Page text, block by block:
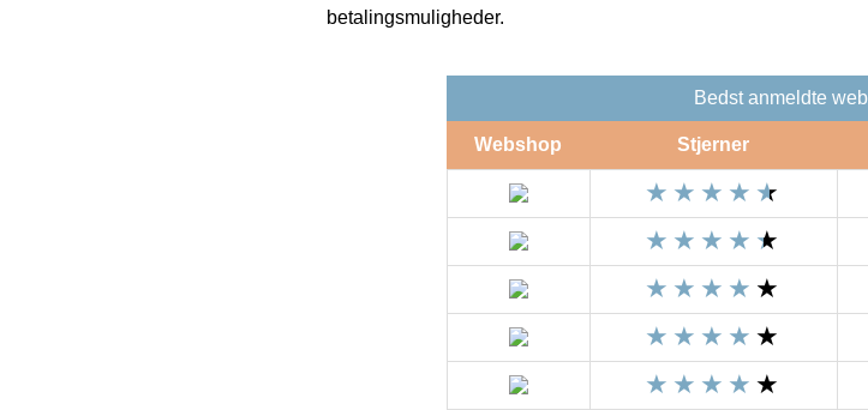
betalingsmuligheder.
Bedst anmeldte
Webshop Stjerner